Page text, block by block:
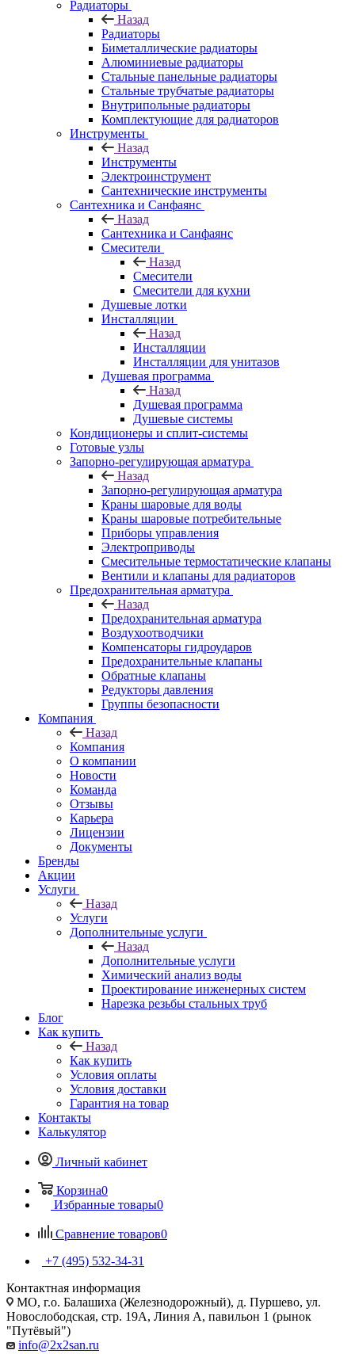
Радиаторы
Назад
Радиаторы
Биметаллические радиаторы
Алюминиевые радиаторы
Стальные панельные радиаторы
Стальные трубчатые радиаторы
Внутрипольные радиаторы
Комплектующие для радиаторов
Инструменты
Назад
Инструменты
Электроинструмент
Сантехнические инструменты
Сантехника и Санфаянс
Назад
Сантехника и Санфаянс
Смесители
Назад
Смесители
Смесители для кухни
Душевые лотки
Инсталляции
Назад
Инсталляции
Инсталляции для унитазов
Душевая программа
Назад
Душевая программа
Душевые системы
Кондиционеры и сплит-системы
Готовые узлы
Запорно-регулирующая арматура
Назад
Запорно-регулирующая арматура
Краны шаровые для воды
Краны шаровые потребительные
Приборы управления
Электроприводы
Смесительные термостатические клапаны
Вентили и клапаны для радиаторов
Предохранительная арматура
Назад
Предохранительная арматура
Воздухоотводчики
Компенсаторы гидроударов
Предохранительные клапаны
Обратные клапаны
Редукторы давления
Группы безопасности
Компания
Назад
Компания
О компании
Новости
Команда
Отзывы
Карьера
Лицензии
Документы
Бренды
Акции
Услуги
Назад
Услуги
Дополнительные услуги
Назад
Дополнительные услуги
Химический анализ воды
Проектирование инженерных систем
Нарезка резьбы стальных труб
Блог
Как купить
Назад
Как купить
Условия оплаты
Условия доставки
Гарантия на товар
Контакты
Калькулятор
Личный кабинет
Корзина0
Избранные товары0
Сравнение товаров0
+7 (495) 532‑34‑31
Контактная информация
МО, г.о. Балашиха (Железнодорожный), д. Пуршево, ул.
Новослободская, стр. 19А, Линия А, павильон 1 (рынок
"Путёвый")
info@2x2san.ru